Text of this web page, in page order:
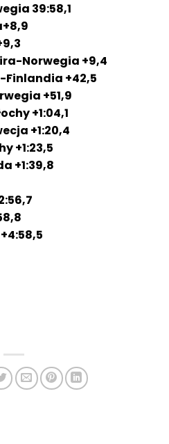
39:58,1
Norwegia +9,4
Finlandia +42,5
+51,9
+1:04,1
+1:20,4
+1:23,5
+1:39,8